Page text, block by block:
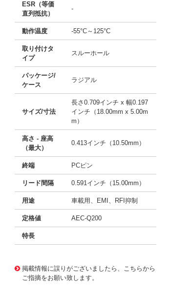
ESR（等価
直列抵抗）
-
動作温度 -55°C～125°C
取り付けタ
イプ
スルーホール
パッケージ/
ケース
ラジアル
サイズ/寸法
長さ0.709インチ x 幅0.197
インチ（18.00mm x 5.00m
m）
高さ - 座高
（最大）
0.413インチ（10.50mm）
終端 PCピン
リード間隔 0.591インチ（15.00mm）
用途 車載用、EMI、RFI抑制
定格値 AEC-Q200
特長
掲載情報に誤りがございましたら、こちらから
ご指摘をお願い致します。